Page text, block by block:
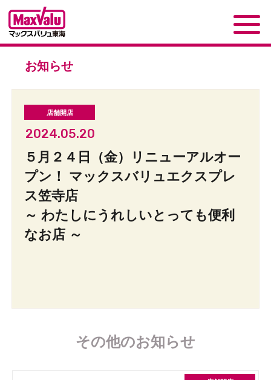
お知らせ
2024.05.20
５月２４日（金）リニューアルオー
プン！ マックスバリュエクスプレ
ス笠寺店
～ わたしにうれしいとっても便利
なお店 ～
その他のお知らせ